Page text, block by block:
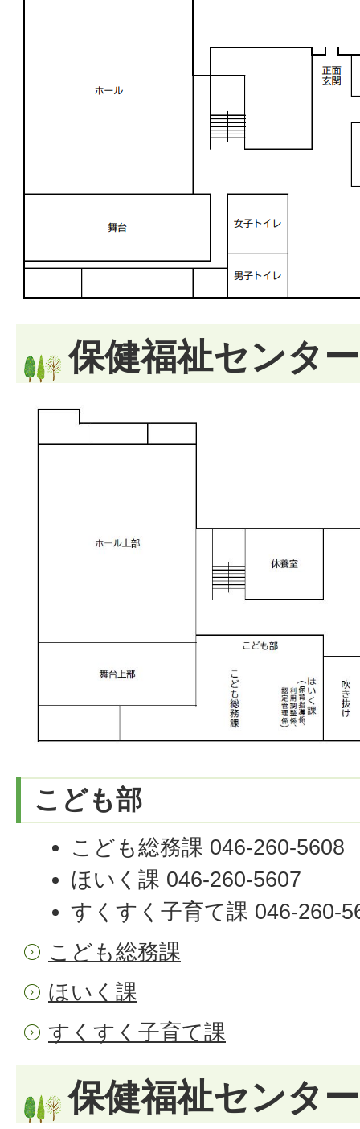
保健福祉センタ
こども部
こども総務課 046-260-5608
ほいく課 046-260-5607
すくすく子育て課 046-260-
こども総務課
ほいく課
すくすく子育て課
保健福祉センタ